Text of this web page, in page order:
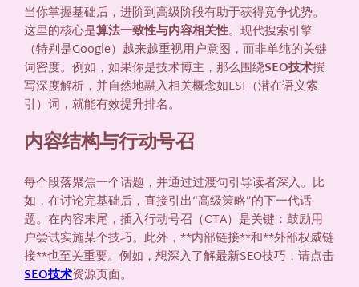
当你掌握基础后，进阶到高级阶段有助于获得竞争优势。
这里的核心是算法一致性与内容相关性。现代搜索引擎
（特别是Google）越来越重视用户意图，而非单纯的关键
词密度。例如，如果你是技术博主，那么围绕SEO技术撰
写深度解析，并自然地融入相关概念如LSI（潜在语义索
引）词，就能有效提升排名。
内容结构与行动号召
每个段落聚焦一个话题，并通过过渡句引导读者深入。比
如，在讨论完基础后，直接引出“高级策略”的下一代话
题。在内容末尾，插入行动号召（CTA）是关键：鼓励用
户尝试实施某个技巧。此外，**内部链接**和**外部权威链
接**也至关重要。例如，想深入了解最新SEO技巧，请点击
SEO技术资源页面。